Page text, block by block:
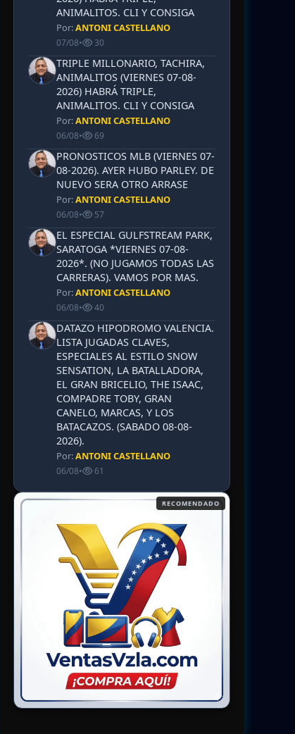
ANIMALITOS. CLI Y CONSIGA
Por:ANTONI CASTELLANO
07/08• 30
TRIPLE MILLONARIO, TACHIRA,
ANIMALITOS (VIERNES 07-08-
2026) HABRÁ TRIPLE,
ANIMALITOS. CLI Y CONSIGA
Por:ANTONI CASTELLANO
06/08• 69
PRONOSTICOS MLB (VIERNES 07-
08-2026). AYER HUBO PARLEY. DE
NUEVO SERA OTRO ARRASE
Por:ANTONI CASTELLANO
06/08• 57
EL ESPECIAL GULFSTREAM PARK,
SARATOGA *VIERNES 07-08-
2026*. (NO JUGAMOS TODAS LAS
CARRERAS). VAMOS POR MAS.
Por:ANTONI CASTELLANO
06/08• 40
DATAZO HIPODROMO VALENCIA.
LISTA JUGADAS CLAVES,
ESPECIALES AL ESTILO SNOW
SENSATION, LA BATALLADORA,
EL GRAN BRICELIO, THE ISAAC,
COMPADRE TOBY, GRAN
CANELO, MARCAS, Y LOS
BATACAZOS. (SABADO 08-08-
2026).
Por:ANTONI CASTELLANO
06/08• 61
RECOMENDADO